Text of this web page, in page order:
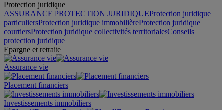
Protection juridique
ASSURANCE PROTECTION JURIDIQUEProtection juridique
particuliersProtection juridique immobilièreProtection juridique
courtiersProtection juridique collectivités territorialesConseils
protection juridique
Epargne et retraite
Assurance vie
Placement financiers
Investissements immobiliers